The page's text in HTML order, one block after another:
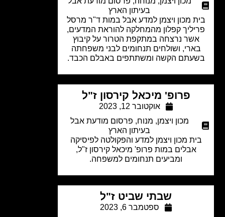
בעיתון הארץ
מכון ויצמן למדע אבל במות ד"ר מרסל
קפלון מהמחלקה להוראת המדעים,
אשר נרצחה במתקפת הטרור על קיבוץ
ושולחים תנחומים לבני משפחתה
הקשה ומשתתפים באבלם הכבד.
פרופ' מיכאל קירסון ז"ל
אוקטובר 12, 2023
מכון ויצמן,מנוח,פרסום מודעת אבל
בעיתון הארץ
מכון ויצמן למדע והפקולטה לפיסיקה
אבלים במות פרופ' מיכאל קירסון ז"ל,
ומביעים תנחומים למשפחה.
שבתי שביט ז"ל
ספטמבר 6, 2023